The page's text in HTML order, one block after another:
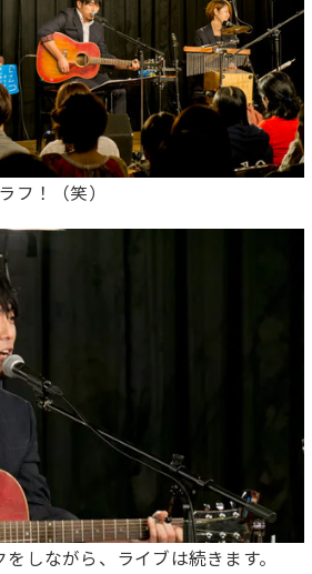
フ！（笑）
しながら、ライブは続きます。